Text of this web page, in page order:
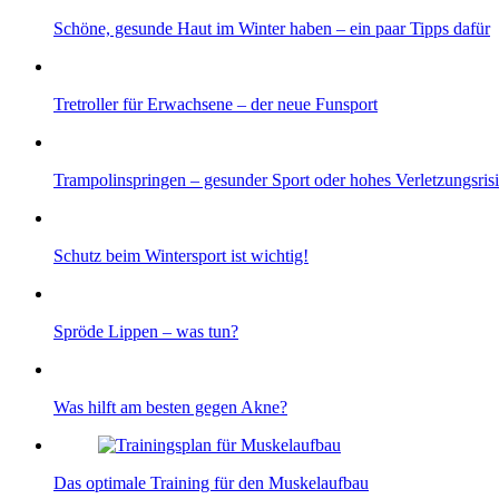
Schöne, gesunde Haut im Winter haben – ein paar Tipps dafür
Tretroller für Erwachsene – der neue Funsport
Trampolinspringen – gesunder Sport oder hohes
Schutz beim Wintersport ist wichtig!
Spröde Lippen – was tun?
Was hilft am besten gegen Akne?
Das optimale Training für den Muskelaufbau